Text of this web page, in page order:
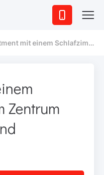
einem Schlafzimmer im Zentrum von Sonnenstrand
Zentrum